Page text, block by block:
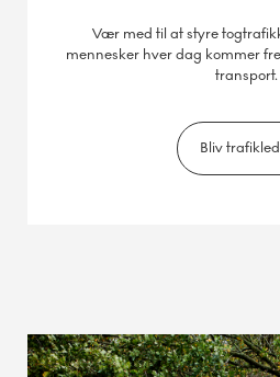
Vær med til at styre
mennesker hver dag kommer
transport.
Bliv